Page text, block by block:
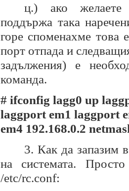
ц.) ако желаете
поддържа така
горе споменахме това
порт отпада и
задължения) е
команда.
# ifconfig lagg0 up
laggport em1 laggport
em4 192.168.0.2
3. Как да запазим
на системата.
/etc/rc.conf: